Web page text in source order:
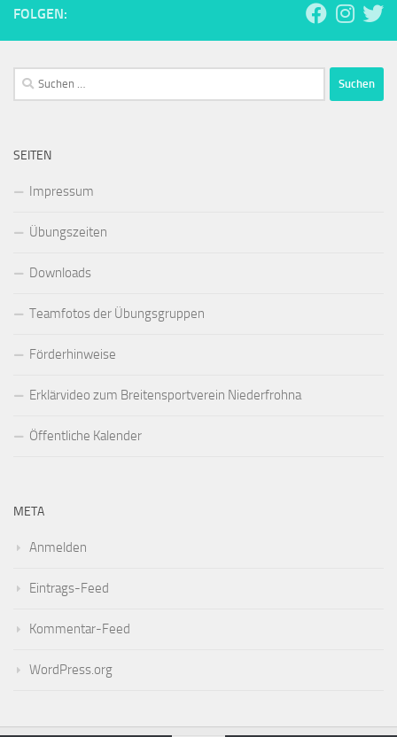
FOLGEN:
Suchen
nach:
SEITEN
Impressum
Übungszeiten
Downloads
Teamfotos der Übungsgruppen
Förderhinweise
Erklärvideo zum Breitensportverein Niederfrohna
Öffentliche Kalender
META
Anmelden
Eintrags-Feed
Kommentar-Feed
WordPress.org